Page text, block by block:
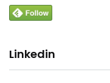
Linkedin